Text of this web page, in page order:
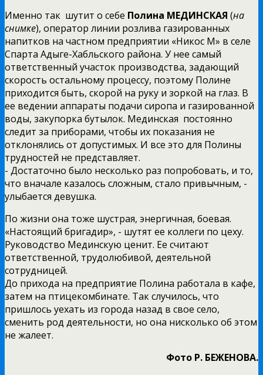
Именно так шутит о себе Полина МЕДИНСКАЯ (на
снимке), оператор линии розлива газированных
напитков на частном предприятии «Никос М» в селе
Спарта Адыге-Хабльского района. У нее самый
ответственный участок производства, задающий
скорость остальному процессу, поэтому Полине
приходится быть, скорой на руку и зоркой на глаз. В
ее ведении аппараты подачи сиропа и газированной
воды, закупорка бутылок. Мединская постоянно
следит за приборами, чтобы их показания не
отклонялись от допустимых. И все это для Полины
трудностей не представляет.
­- Достаточно было несколько раз попробовать, и то,
что вначале казалось сложным, стало привычным, ­-
улыбается девушка.
По жизни она тоже шустрая, энергичная, боевая.
«Настоящий бригадир», -­ шутят ее коллеги по цеху.
Руководство Мединскую ценит. Ее считают
ответственной, трудолюбивой, деятельной
сотрудницей.
До прихода на предприятие Полина работала в кафе,
затем на птицекомбинате. Так случилось, что
пришлось уехать из города назад в свое село,
сменить род деятельности, но она нисколько об этом
не жалеет.
Фото Р. БЕЖЕНОВА.